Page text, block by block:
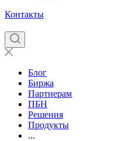
Контакты
Блог
Биржа
Партнерам
ПБН
Решения
Продукты
...